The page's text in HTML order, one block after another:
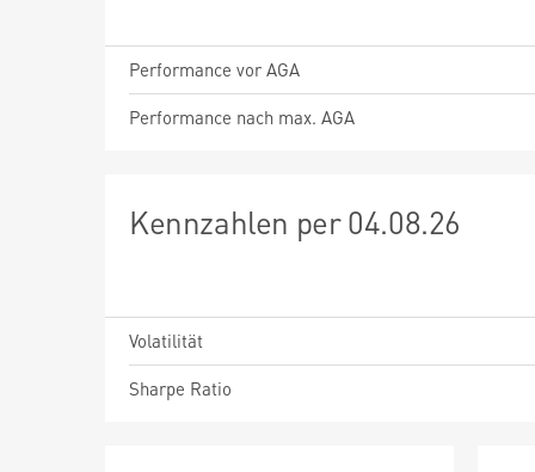
Performance vor AGA
Performance nach max. AGA
Kennzahlen per 04.08.26
Volatilität
Sharpe Ratio